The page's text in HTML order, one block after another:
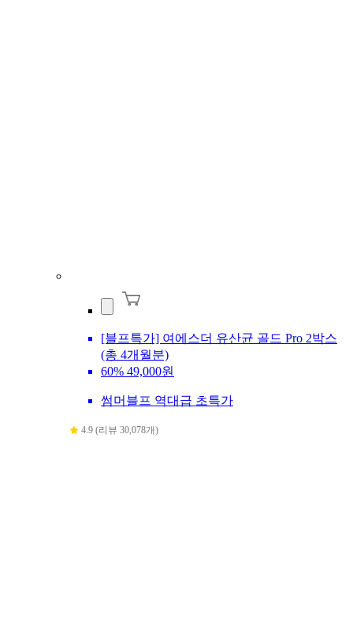
[블프특가] 여에스더 유산균 골드 Pro 2박스
(총 4개월분)
60% 49,000원
썸머블프 역대급 초특가
4.9 (리뷰 30,078개)